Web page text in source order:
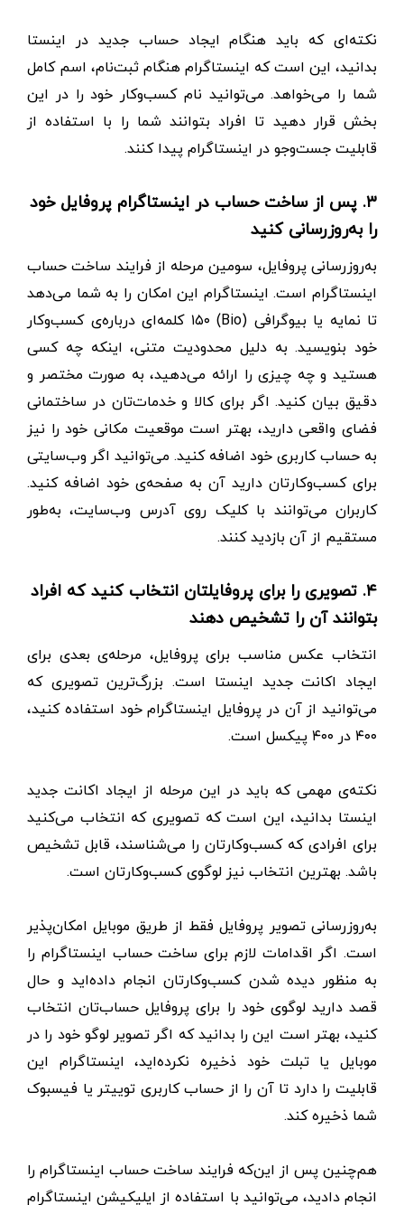
نکته‌ای که باید هنگام ایجاد حساب جدید در اینستا
بدانید، این است که اینستاگرام هنگام ثبت‌نام، اسم کامل
شما را می‌خواهد. می‌توانید نام کسب‌و‌کار خود را در این
بخش قرار دهید تا افراد بتوانند شما را با استفاده از
قابلیت جست‌و‌جو در اینستاگرام پیدا کنند.
۳. پس از ساخت حساب در اینستاگرام پروفایل خود
را به‌روز‌رسانی کنید
به‌روز‌رسانی پروفایل، سومین مرحله از فرایند ساخت حساب
اینستاگرام است. اینستاگرام این امکان را به شما می‌دهد
تا نمایه یا بیوگرافی (Bio) ۱۵۰ کلمه‌ای درباره‌ی کسب‌و‌کار
خود بنویسید. به دلیل محدودیت متنی، اینکه چه کسی
هستید و چه چیز‌ی را ارائه می‌دهید، به صورت مختصر و
دقیق بیان کنید. اگر برای کالا و خدمات‌تان در ساختمانی
فضای واقعی دارید، بهتر است موقعیت مکانی خود را نیز
به حساب کاربری خود اضافه کنید. می‌توانید اگر وب‌سایتی
برای کسب‌و‌کارتان دارید آن به صفحه‌ی خود اضافه کنید.
کاربران می‌توانند با کلیک روی آدرس وب‌سایت، به‌طور
مستقیم از آن بازدید کنند.
۴. تصویری را برای پروفایلتان انتخاب کنید که افراد
بتوانند آن را تشخیص دهند
انتخاب عکس مناسب برای پروفایل، مرحله‌ی بعدی برای
ایجاد اکانت جدید اینستا است. بزرگ‌ترین تصویری که
می‌توانید از آن در پروفایل اینستاگرام خود استفاده کنید،
۴۰۰ در ۴۰۰ پیکسل است.
نکته‌ی مهمی که باید در این مرحله از ایجاد اکانت جدید
اینستا بدانید، این است که تصویری که انتخاب می‌کنید
برای افرادی که کسب‌و‌کارتان را می‌شناسند، قابل تشخیص
باشد. بهترین انتخاب نیز لوگوی کسب‌و‌کارتان است.
به‌روز‌رسانی تصویر پروفایل فقط از طریق موبایل امکان‌پذیر
است. اگر اقدامات لازم برای ساخت حساب اینستاگرام را
به منظور دیده شدن کسب‌و‌کارتان انجام داده‌اید و حال
قصد دارید لوگوی خود را برای پروفایل حساب‌تان انتخاب
کنید، بهتر است این را بدانید که اگر تصویر لوگو خود را در
موبایل یا تبلت خود ذخیره نکرده‌اید، اینستاگرام این
قابلیت را دارد تا آن را از حساب کاربری توییتر یا فیسبوک
شما ذخیره کند.
هم‌چنین پس از این‌که فرایند ساخت حساب اینستاگرام را
انجام دادید، می‌توانید با استفاده از اپلیکیشن اینستاگرام